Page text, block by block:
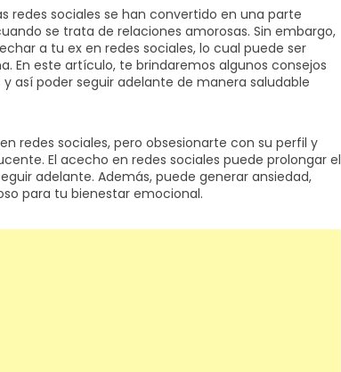
redes sociales se han convertido en una parte
se trata de relaciones amorosas. Sin embargo,
a tu ex en redes sociales, lo cual puede ser
En este artículo, te brindaremos algunos consejos
así poder seguir adelante de manera saludable
redes sociales, pero obsesionarte con su perfil y
El acecho en redes sociales puede prolongar el
adelante. Además, puede generar ansiedad,
para tu bienestar emocional.